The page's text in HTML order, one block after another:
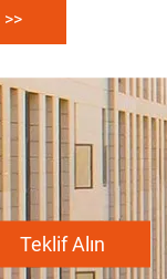
Teklif Alın